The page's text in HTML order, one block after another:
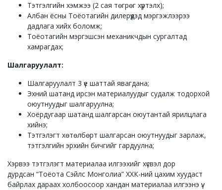
Тэтгэлгийн хэмжээ (2 сая төгрөг хүртэлх);
Албан ёсны Тоёотагийн дилерүүдэд мэргэжлээрээ
дадлага хийх боломж;
Тоёотагийн мэргэшсэн механикчдын сургалтад
хамрагдах;
Шалгаруулалт:
Шалгаруулалт 3 үе шаттай явагдана;
Эхний шатанд ирсэн материалуудыг судалж тодорхой
оюутнуудыг шалгаруулна;
Хоёрдугаар шатанд шалгарсан оюутантай ярилцлага
хийнэ;
Тэтгэлэгт хөтөлбөрт шалгарсан оюутнуудыг зарлаж,
тэтгэлгийн эрхийн бичгийг гардуулна;
Хэрвээ тэтгэлэгт материалаа илгээхийг хүсвэл дор
дурдсан “Тоёота Сэйлс Монголиа” ХХК-ний цахим хуудаст
байрлах дараах холбоосоор хандан материалаа илгээнэ үү.